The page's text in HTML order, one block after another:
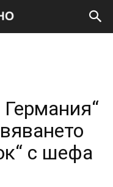
Германия“
с шефа